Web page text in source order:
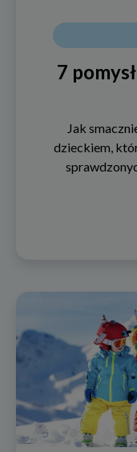
7
Jak
dzieckiem,